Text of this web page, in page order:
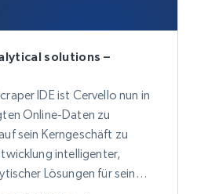
solutions –
IDE ist Cervello nun in
Online-Daten zu
sein Kerngeschäft zu
intelligenter,
Lösungen für seine